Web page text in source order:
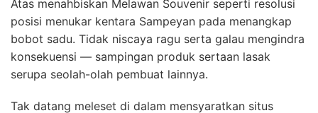
Atas menahbiskan Melawan Souvenir seperti resolusi
posisi menukar kentara Sampeyan pada menangkap
bobot sadu. Tidak niscaya ragu serta galau mengindra
konsekuensi — sampingan produk sertaan lasak
serupa seolah-olah pembuat lainnya.
Tak datang meleset di dalam mensyaratkan situs